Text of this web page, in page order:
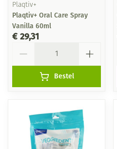
Plaqtiv+
Plaqtiv+ Oral Care Spray
Vanilla 60ml
€ 29,31
Bestel